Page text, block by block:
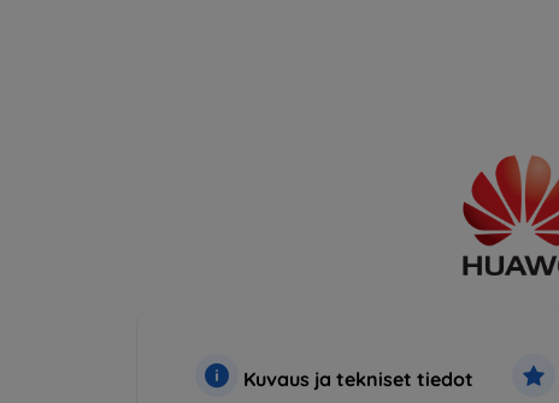
Kuvaus ja tekniset tiedot